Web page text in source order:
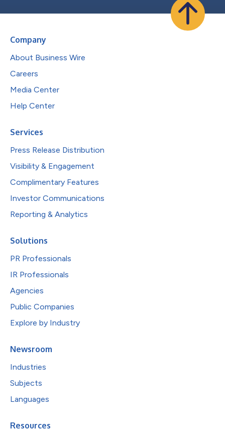
Company
About Business Wire
Careers
Media Center
Help Center
Services
Press Release Distribution
Visibility & Engagement
Complimentary Features
Investor Communications
Reporting & Analytics
Solutions
PR Professionals
IR Professionals
Agencies
Public Companies
Explore by Industry
Newsroom
Industries
Subjects
Languages
Resources